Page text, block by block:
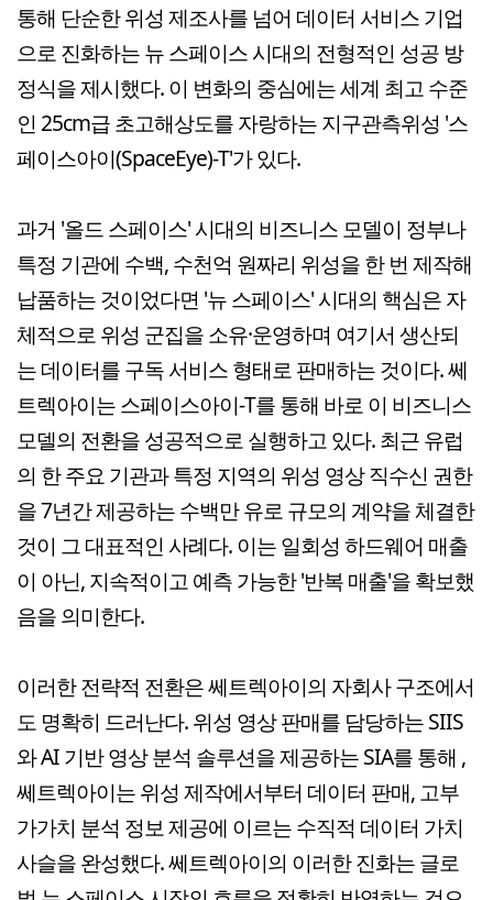
통해 단순한 위성 제조사를 넘어 데이터 서비스 기업
으로 진화하는 뉴 스페이스 시대의 전형적인 성공 방
정식을 제시했다. 이 변화의 중심에는 세계 최고 수준
인 25cm급 초고해상도를 자랑하는 지구관측위성 '스
페이스아이(SpaceEye)-T'가 있다.
과거 '올드 스페이스' 시대의 비즈니스 모델이 정부나
특정 기관에 수백, 수천억 원짜리 위성을 한 번 제작해
납품하는 것이었다면 '뉴 스페이스' 시대의 핵심은 자
체적으로 위성 군집을 소유·운영하며 여기서 생산되
는 데이터를 구독 서비스 형태로 판매하는 것이다. 쎄
트렉아이는 스페이스아이-T를 통해 바로 이 비즈니스
모델의 전환을 성공적으로 실행하고 있다. 최근 유럽
의 한 주요 기관과 특정 지역의 위성 영상 직수신 권한
을 7년간 제공하는 수백만 유로 규모의 계약을 체결한
것이 그 대표적인 사례다. 이는 일회성 하드웨어 매출
이 아닌, 지속적이고 예측 가능한 '반복 매출'을 확보했
음을 의미한다.
이러한 전략적 전환은 쎄트렉아이의 자회사 구조에서
도 명확히 드러난다. 위성 영상 판매를 담당하는 SIIS
와 AI 기반 영상 분석 솔루션을 제공하는 SIA를 통해 ,
쎄트렉아이는 위성 제작에서부터 데이터 판매, 고부
가가치 분석 정보 제공에 이르는 수직적 데이터 가치
사슬을 완성했다. 쎄트렉아이의 이러한 진화는 글로